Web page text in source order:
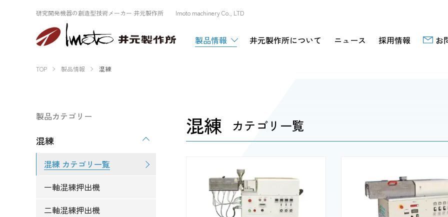
研究開発機器の創造型技術メーカー 井元製作所 Imoto machinery Co., LTD
製品情報 井元製作所について ニュース 採用情報 お
TOP 製品情報 混練
混練 カテゴリ一覧
製品カテゴリー
混練
混練 カテゴリ一覧
一軸混練押出機
二軸混練押出機